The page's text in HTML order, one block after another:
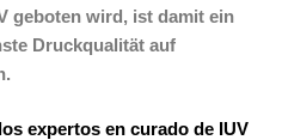
geboten wird, ist damit ein
Druckqualität auf
expertos en curado de IUV